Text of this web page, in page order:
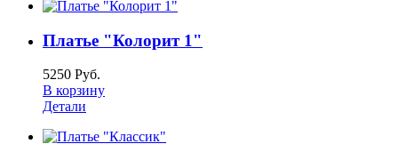
Платье "Колорит 1"
5250 Руб.
В корзину
Детали